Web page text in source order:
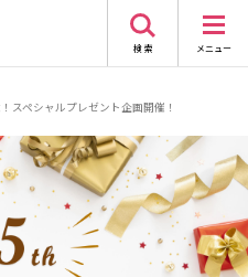
検 索 メニュー
スペシャルプレゼント企画開催！